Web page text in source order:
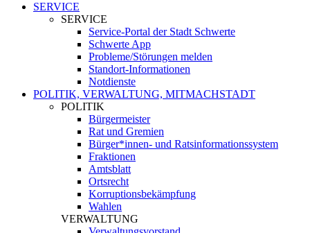
SERVICE
SERVICE
Service-Portal der Stadt Schwerte
Schwerte App
Probleme/Störungen melden
Standort-Informationen
Notdienste
POLITIK, VERWALTUNG, MITMACHSTADT
POLITIK
Bürgermeister
Rat und Gremien
Bürger*innen- und Ratsinformationssystem
Fraktionen
Amtsblatt
Ortsrecht
Korruptionsbekämpfung
Wahlen
VERWALTUNG